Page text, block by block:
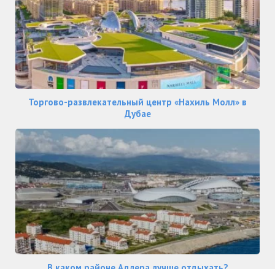
Торгово-развлекательный центр «Нахиль Молл» в
Дубае